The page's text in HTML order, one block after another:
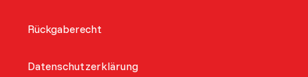
Rückgaberecht
Datenschutzerklärung